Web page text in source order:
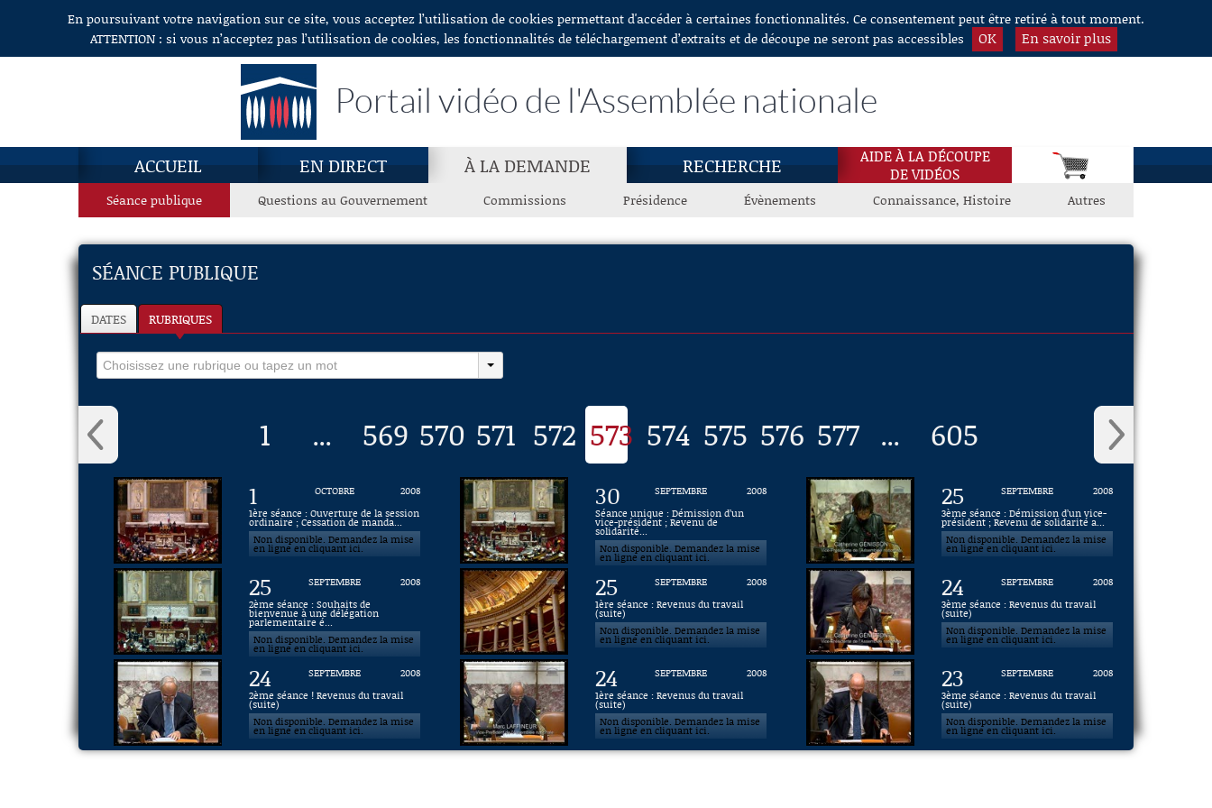
Aller au contenuEn poursuivant votre navigation sur ce site, vous acceptez l’utilisation de cookies permettant d'accéder à certaines fonctionnalités. Ce consentement peut être retiré à tout moment.
ATTENTION : si vous n’acceptez pas l’utilisation de cookies, les fonctionnalités de téléchargement d’extraits et de découpe ne seront pas accessibles
OK En savoir plus
Portail vidéo de l'Assemblée nationale
ACCUEIL EN DIRECT À LA DEMANDE RECHERCHE
AIDE À LA DÉCOUPE
DE VIDÉOS
Séance publique Questions au Gouvernement Commissions Présidence Évènements Connaissance, Histoire Autres
SÉANCE PUBLIQUE
DATES RUBRIQUES
1 ... 569 570 571 572 573 574 575 576 577 ... 605
1 OCTOBRE
2008
1ère séance : Ouverture de la session
ordinaire ; Cessation de manda...
Non disponible. Demandez la mise
en ligne en cliquant ici.
30 SEPTEMBRE
2008
Séance unique : Démission d’un
vice-président ; Revenu de
solidarité...
Non disponible. Demandez la mise
en ligne en cliquant ici.
25 SEPTEMBRE
2008
3ème séance : Démission d’un vice-
président ; Revenu de solidarité a...
Non disponible. Demandez la mise
en ligne en cliquant ici.
25 SEPTEMBRE
2008
2ème séance : Souhaits de
bienvenue à une délégation
parlementaire é...
Non disponible. Demandez la mise
en ligne en cliquant ici.
25 SEPTEMBRE
2008
1ère séance : Revenus du travail
(suite)
Non disponible. Demandez la mise
en ligne en cliquant ici.
24 SEPTEMBRE
2008
3ème séance : Revenus du travail
(suite)
Non disponible. Demandez la mise
en ligne en cliquant ici.
24 SEPTEMBRE
2008
2ème séance ! Revenus du travail
(suite)
Non disponible. Demandez la mise
en ligne en cliquant ici.
24 SEPTEMBRE
2008
1ère séance : Revenus du travail
(suite)
Non disponible. Demandez la mise
en ligne en cliquant ici.
23 SEPTEMBRE
2008
3ème séance : Revenus du travail
(suite)
Non disponible. Demandez la mise
en ligne en cliquant ici.